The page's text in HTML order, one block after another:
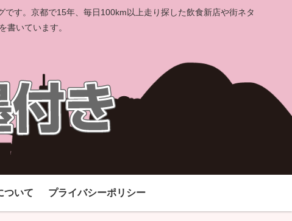
す。京都で15年、毎日100km以上走り探した飲食新店や街ネタ
書いています。
ついて プライバシーポリシー